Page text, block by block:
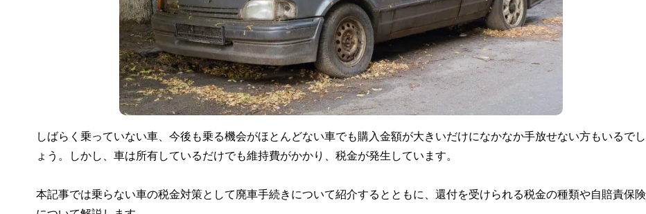
しばらく乗っていない車、今後も乗る機会がほとんどない車でも購入金額が大きいだけになかなか手放せない方もいるでし
ょう。しかし、車は所有しているだけでも維持費がかかり、税金が発生しています。
本記事では乗らない車の税金対策として廃車手続きについて紹介するとともに、還付を受けられる税金の種類や自賠責保険